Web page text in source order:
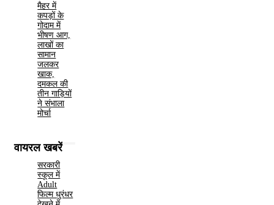
मैहर में
कपड़ों के
गोदाम में
भीषण आग,
लाखों का
सामान
जलकर
खाक,
दमकल की
तीन गाड़ियों
ने संभाला
मोर्चा
वायरल खबरें
सरकारी
स्कूल में
Adult
फिल्म धुरंधर